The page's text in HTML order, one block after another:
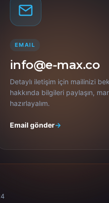
EMAIL
info@e-max.co
Detaylı iletişim için mailinizi
hakkında bilgileri paylaşın,
hazırlayalım.
Email gönder→